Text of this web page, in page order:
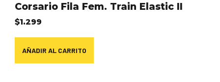
Corsario Fila Fem. Train Elastic II
$1.299
AÑADIR AL CARRITO